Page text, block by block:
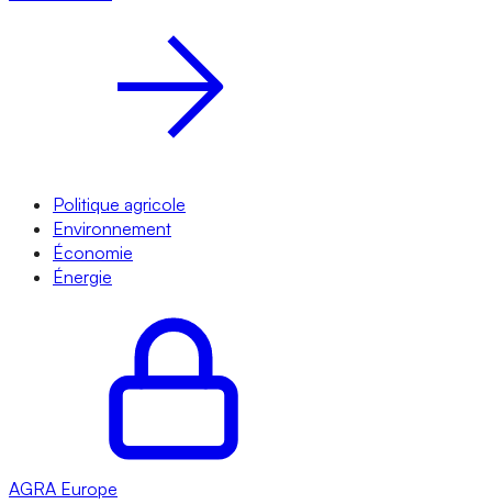
Politique agricole
Environnement
Économie
Énergie
AGRA Europe